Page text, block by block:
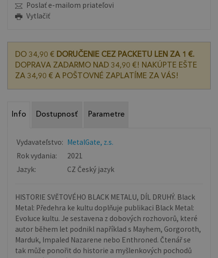
Poslať e-mailom priateľovi
Vytlačiť
DO 34,90 € DORUČENIE CEZ PACKETU LEN ZA 1 €.
DOPRAVA ZADARMO NAD 34,90 €! NAKÚPTE EŠTE
ZA 34,90 € A POŠTOVNÉ ZAPLATÍME ZA VÁS!
Info Dostupnosť Parametre
Vydavateľstvo: MetalGate, z.s.
Rok vydania:
2021
Jazyk:
CZ Český jazyk
HISTORIE SVĚTOVÉHO BLACK METALU, DÍL DRUHÝ. Black
Metal: Předehra ke kultu doplňuje publikaci Black Metal:
Evoluce kultu. Je sestavena z dobových rozhovorů, které
autor během let podnikl například s Mayhem, Gorgoroth,
Marduk, Impaled Nazarene nebo Enthroned. Čtenář se
tak může ponořit do historie a myšlenkových pochodů